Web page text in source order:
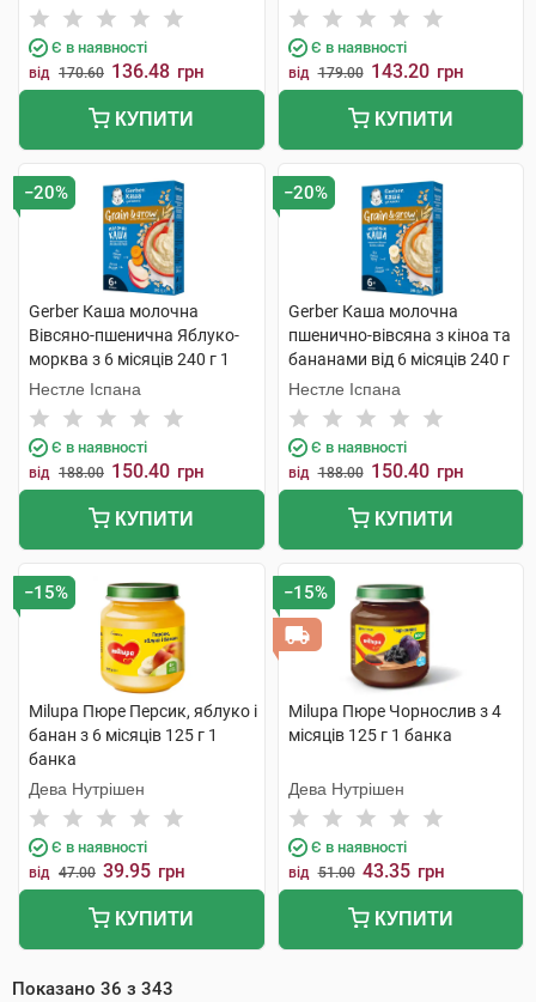
Є в наявності
від 170.60 136.48 грн
КУПИТИ
Є в наявності
від 179.00 143.20 грн
КУПИТИ
−20%
Gerber Каша молочна
Вівсяно-пшенична Яблуко-
морква з 6 місяців 240 г 1
коробка
Нестле Іспана
Є в наявності
від 188.00 150.40 грн
КУПИТИ
−20%
Gerber Каша молочна
пшенично-вівсяна з кіноа та
бананами від 6 місяців 240 г
1 коробка
Нестле Іспана
Є в наявності
від 188.00 150.40 грн
КУПИТИ
−15%
Milupa Пюре Персик, яблуко і
банан з 6 місяців 125 г 1
банка
Дева Нутрішен
Є в наявності
від 47.00 39.95 грн
КУПИТИ
−15%
Milupa Пюре Чорнослив з 4
місяців 125 г 1 банка
Дева Нутрішен
Є в наявності
від 51.00 43.35 грн
КУПИТИ
Показано 36 з 343